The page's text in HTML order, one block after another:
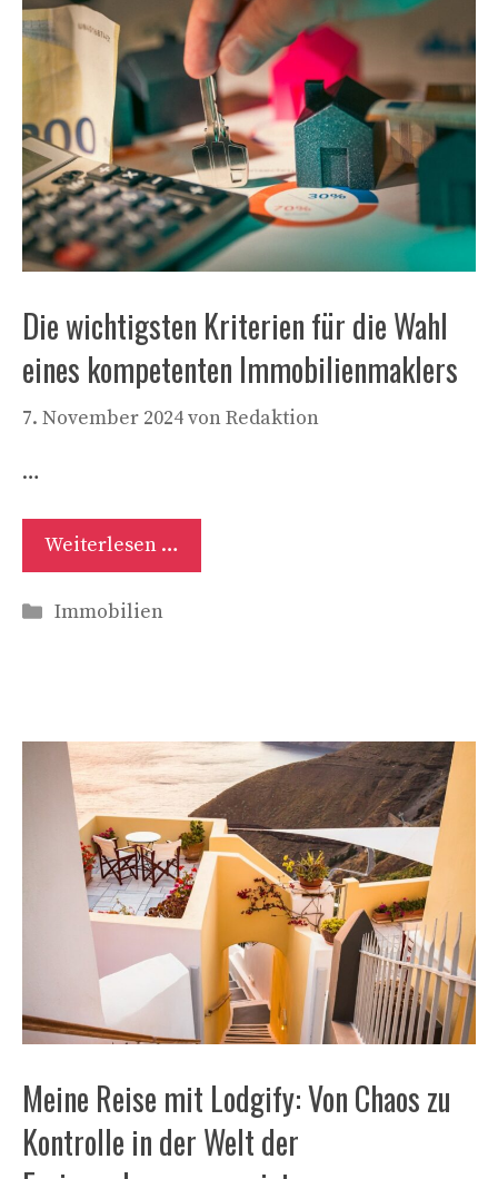
Die wichtigsten Kriterien für die Wahl
eines kompetenten Immobilienmaklers
7. November 2024vonRedaktion
…
Weiterlesen …
Kategorien
Immobilien
Meine Reise mit Lodgify: Von Chaos zu
Kontrolle in der Welt der